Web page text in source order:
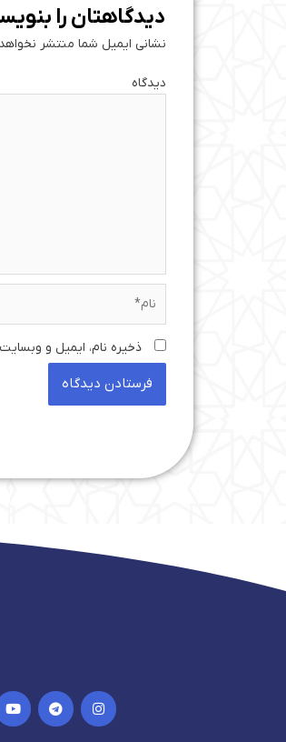
دیدگاهتان را
نشانی ایمیل شما منتشر
ذخیره نام، ایمیل و
I
n
s
T
e
l
Y
o
u